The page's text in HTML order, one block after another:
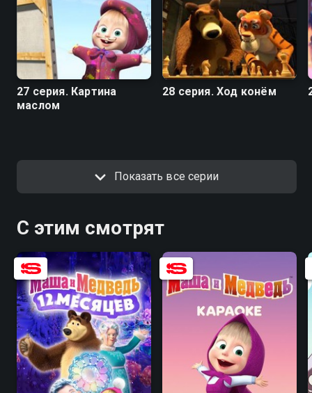
27 серия. Картина
маслом
28 серия. Ход конём
Показать все серии
С этим смотрят